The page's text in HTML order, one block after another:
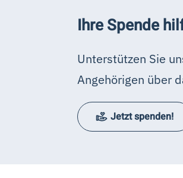
Ihre Spende
Unterstützen Sie
Angehörigen über
Jetzt spenden!